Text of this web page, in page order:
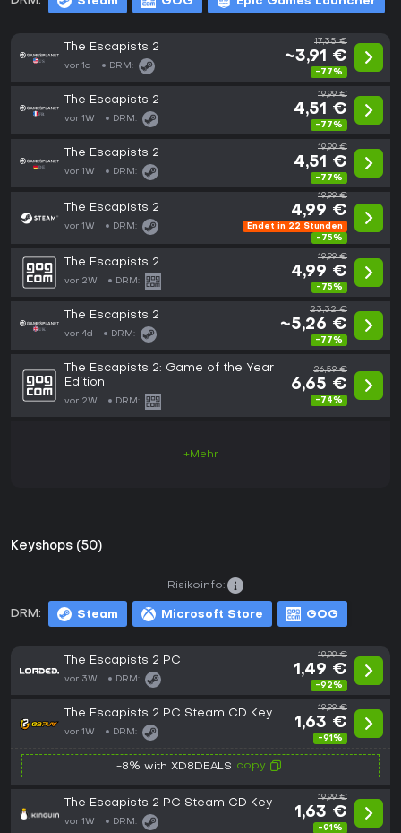
The Escapists 2
vor 1d DRM:
17,35 €
~3,91 €
-77%
The Escapists 2
vor 1W DRM:
19,99 €
4,51 €
-77%
The Escapists 2
vor 1W DRM:
19,99 €
4,51 €
-77%
The Escapists 2
vor 1W DRM:
19,99 €
4,99 €
Endet in 22 Stunden
-75%
The Escapists 2
vor 2W DRM:
19,99 €
4,99 €
-75%
The Escapists 2
vor 4d DRM:
23,32 €
~5,26 €
-77%
The Escapists 2: Game of the Year
Edition
vor 2W DRM:
26,59 €
6,65 €
-74%
+Mehr
Keyshops (50)
DRM: Steam Microsoft Store GOG
Risikoinfo:
The Escapists 2 PC
vor 3W DRM:
19,99 €
1,49 €
-92%
The Escapists 2 PC Steam CD Key
vor 1W DRM:
19,99 €
1,63 €
-91%
-8% with XD8DEALS copy
The Escapists 2 PC Steam CD Key
vor 1W DRM:
19,99 €
1,63 €
-91%